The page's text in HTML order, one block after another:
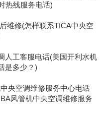
热线服务电话)
维修(怎样联系TICA中央空
人工客服电话(美国开利水机
是多少？)
央空调维修服务中心电话
风管机中央空调维修服务